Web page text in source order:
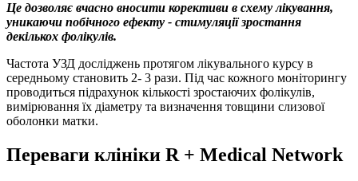
Це дозволяє вчасно вносити корективи в схему лікування,
уникаючи побічного ефекту - стимуляції зростання
декількох фолікулів.
Частота УЗД досліджень протягом лікувального курсу в
середньому становить 2- 3 рази. Під час кожного моніторингу
проводиться підрахунок кількості зростаючих фолікулів,
вимірювання їх діаметру та визначення товщини слизової
оболонки матки.
Переваги клініки R + Medical Network